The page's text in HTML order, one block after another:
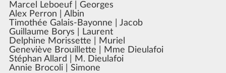
Marcel Leboeuf | Georges
Alex Perron | Albin
Timothée Galais-Bayonne | Jacob
Guillaume Borys | Laurent
Delphine Morissette | Muriel
Geneviève Brouillette | Mme Dieulafoi
Stéphan Allard | M. Dieulafoi
Annie Brocoli | Simone